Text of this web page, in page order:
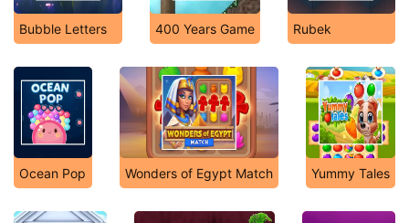
Bubble Letters 400 Years Game Rubek
Ocean Pop Wonders of Egypt Match Yummy Tales